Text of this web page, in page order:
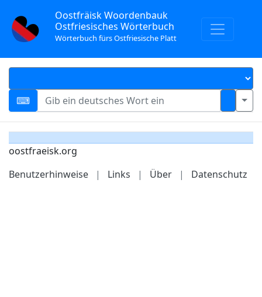
Oostfräisk Woordenbauk
Ostfriesisches Wörterbuch
Wörterbuch fürs Ostfriesische Platt
oostfraeisk.org
Benutzerhinweise
| Links | Über | Datenschutz